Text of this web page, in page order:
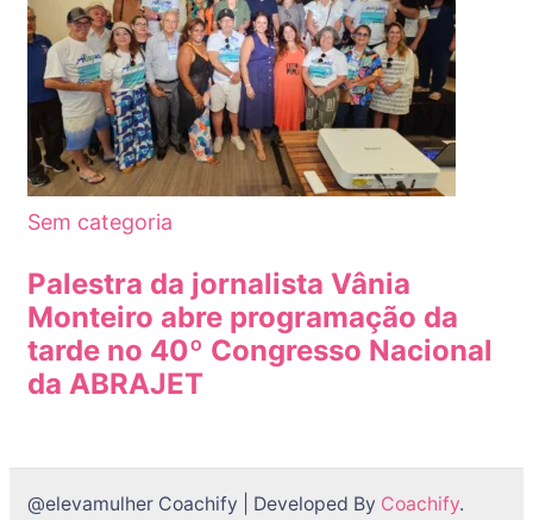
Sem categoria
Palestra da jornalista Vânia
Monteiro abre programação da
tarde no 40º Congresso Nacional
da ABRAJET
@elevamulher Coachify | Developed By Coachify.